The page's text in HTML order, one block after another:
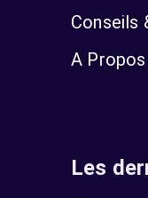
Conseils
A Propos
Les